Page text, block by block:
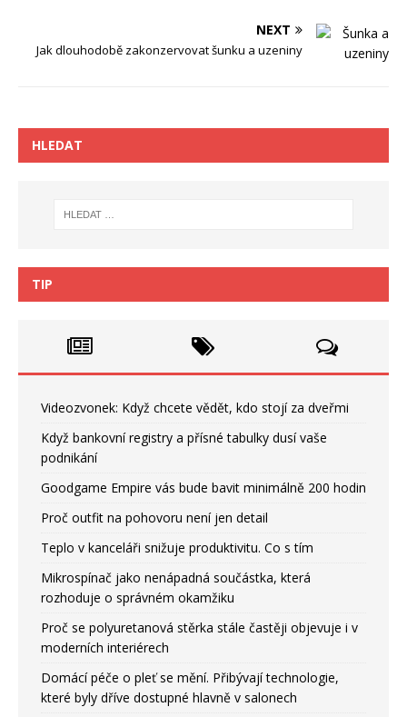
NEXT
Jak dlouhodobě zakonzervovat šunku a uzeniny
HLEDAT
TIP
Videozvonek: Když chcete vědět, kdo stojí za dveřmi
Když bankovní registry a přísné tabulky dusí vaše
podnikání
Goodgame Empire vás bude bavit minimálně 200 hodin
Proč outfit na pohovoru není jen detail
Teplo v kanceláři snižuje produktivitu. Co s tím
Mikrospínač jako nenápadná součástka, která
rozhoduje o správném okamžiku
Proč se polyuretanová stěrka stále častěji objevuje i v
moderních interiérech
Domácí péče o pleť se mění. Přibývají technologie,
které byly dříve dostupné hlavně v salonech